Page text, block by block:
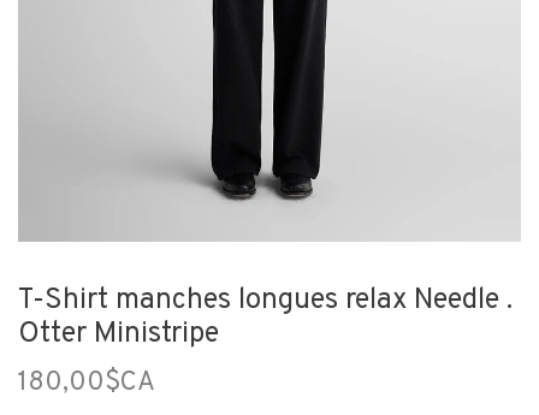
T-Shirt manches longues relax Needle .
Otter Ministripe
180,00$CA